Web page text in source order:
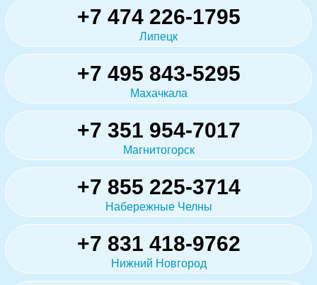
+7 474 226-1795
Липецк
+7 495 843-5295
Махачкала
+7 351 954-7017
Магнитогорск
+7 855 225-3714
Набережные Челны
+7 831 418-9762
Нижний Новгород